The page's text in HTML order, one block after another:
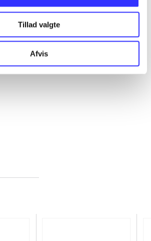
Tillad valgte
Afvis